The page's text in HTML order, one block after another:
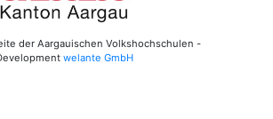
der Aargauischen Volkshochschulen -
welante GmbH